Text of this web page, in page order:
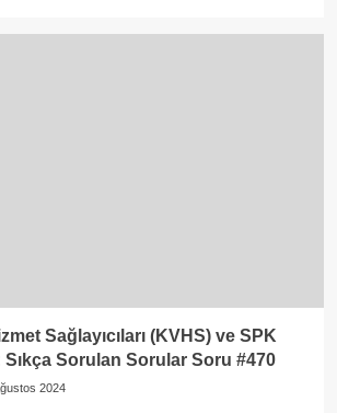
Sağlayıcıları (KVHS) ve SPK
Sıkça Sorulan Sorular Soru #470
2024